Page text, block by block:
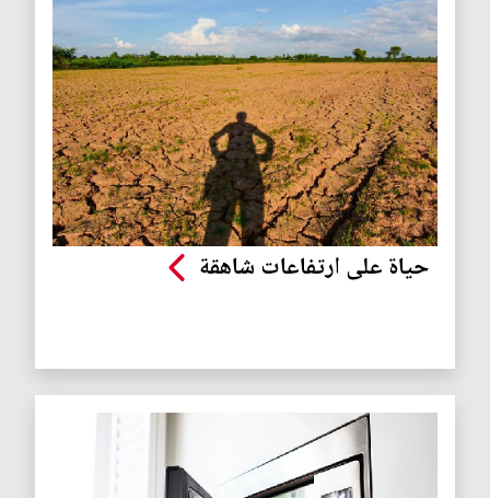
حياة على ارتفاعات شاهقة